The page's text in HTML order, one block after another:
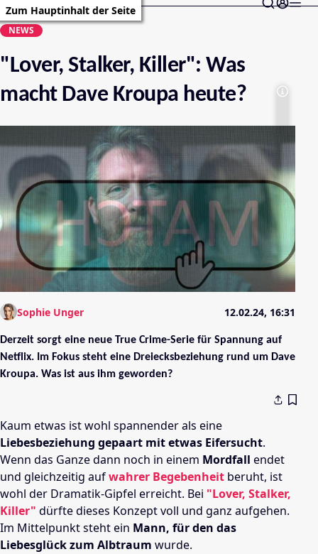
Zum Hauptinhalt der Seite
NEWS
"Lover, Stalker, Killer": Was
macht Dave Kroupa heute?
Sophie Unger 12.02.24, 16:31
Derzeit sorgt eine neue True Crime-Serie für Spannung auf
Netflix. Im Fokus steht eine Dreiecksbeziehung rund um Dave
Kroupa. Was ist aus ihm geworden?
Kaum etwas ist wohl spannender als eine
Liebesbeziehung gepaart mit etwas Eifersucht.
Wenn das Ganze dann noch in einem Mordfall endet
und gleichzeitig aufwahrer Begebenheit beruht, ist
wohl der Dramatik-Gipfel erreicht. Bei "Lover, Stalker,
Killer" dürfte dieses Konzept voll und ganz aufgehen.
Im Mittelpunkt steht ein Mann, für den das
Liebesglück zum Albtraum wurde.